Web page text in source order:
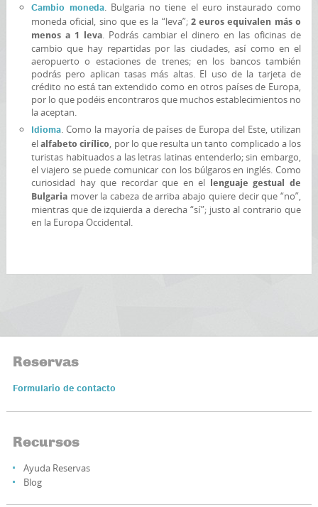
Cambio moneda. Bulgaria no tiene el euro instaurado como
moneda oficial, sino que es la “leva”; 2 euros equivalen más o
menos a 1 leva. Podrás cambiar el dinero en las oficinas de
cambio que hay repartidas por las ciudades, así como en el
aeropuerto o estaciones de trenes; en los bancos también
podrás pero aplican tasas más altas. El uso de la tarjeta de
crédito no está tan extendido como en otros países de Europa,
por lo que podéis encontraros que muchos establecimientos no
la aceptan.
Idioma. Como la mayoría de países de Europa del Este, utilizan
elalfabeto cirílico, por lo que resulta un tanto complicado a los
turistas habituados a las letras latinas entenderlo; sin embargo,
el viajero se puede comunicar con los búlgaros en inglés. Como
curiosidad hay que recordar que en el lenguaje gestual de
Bulgariamover la cabeza de arriba abajo quiere decir que “no”,
mientras que de izquierda a derecha “sí”; justo al contrario que
en la Europa Occidental.
Reservas
Formulario de contacto
Recursos
Ayuda Reservas
Blog